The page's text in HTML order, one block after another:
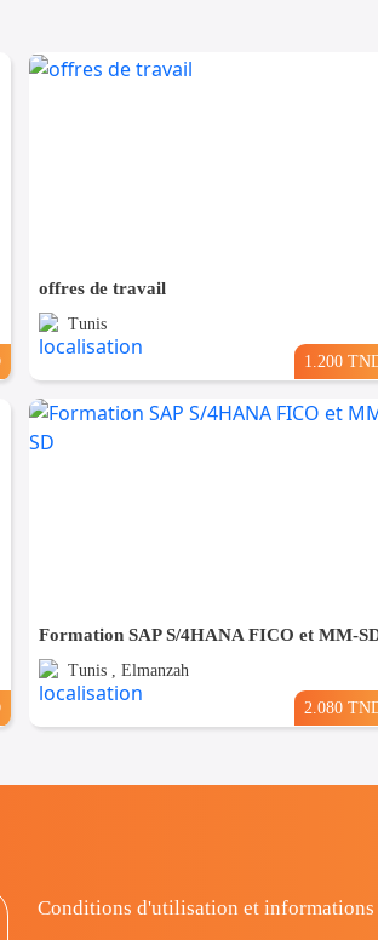
offres de travail
Tunis
1.200
Formation SAP S/4HANA FICO et MM-
Tunis , Elmanzah
2.080
Conditions d'utilisation et informations